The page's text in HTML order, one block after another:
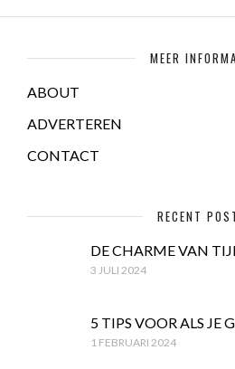
MEER
ABOUT
ADVERTEREN
CONTACT
RECENT
DE CHARME VAN
3 JULI 2024
5 TIPS VOOR ALS JE
1 FEBRUARI 2024